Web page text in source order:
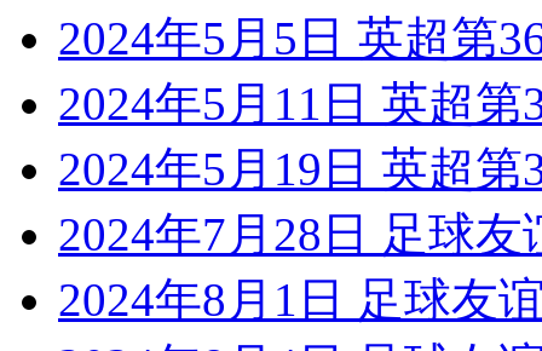
2024年5月5日 英超第
2024年5月11日 英超
2024年5月19日 英超
2024年7月28日 足球
2024年8月1日 足球友